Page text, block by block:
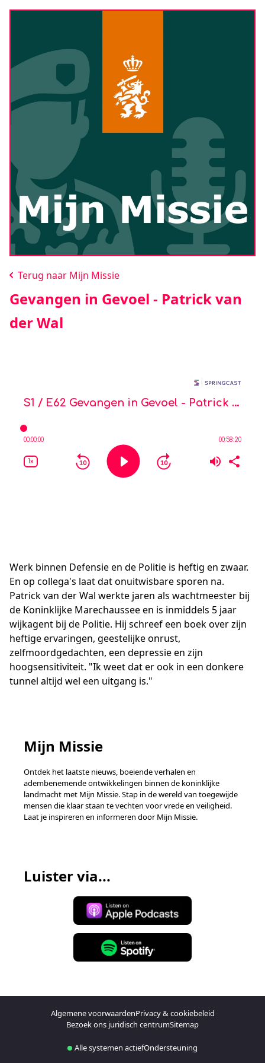
Terug naar Mijn Missie
Gevangen in Gevoel - Patrick van
der Wal
Werk binnen Defensie en de Politie is heftig en zwaar.
En op collega's laat dat onuitwisbare sporen na.
Patrick van der Wal werkte jaren als wachtmeester bij
de Koninklijke Marechaussee en is inmiddels 5 jaar
wijkagent bij de Politie. Hij schreef een boek over zijn
heftige ervaringen, geestelijke onrust,
zelfmoordgedachten, een depressie en zijn
hoogsensitiviteit. "Ik weet dat er ook in een donkere
tunnel altijd wel een uitgang is."
Mijn Missie
Ontdek het laatste nieuws, boeiende verhalen en
adembenemende ontwikkelingen binnen de koninklijke
landmacht met Mijn Missie. Stap in de wereld van toegewijde
mensen die klaar staan te vechten voor vrede en veiligheid.
Laat je inspireren en informeren door Mijn Missie.
Luister via...
Algemene voorwaardenPrivacy & cookiebeleid
Bezoek ons juridisch centrumSitemap
Alle systemen actiefOndersteuning